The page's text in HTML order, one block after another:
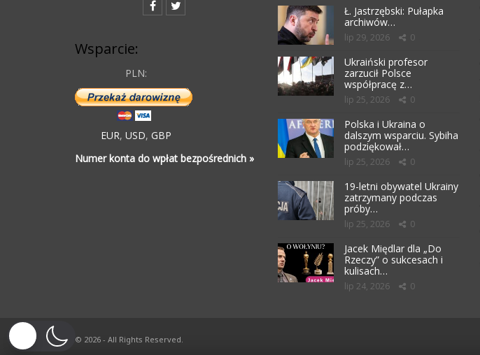
Wsparcie:
PLN:
EUR, USD, GBP
Numer konta do wpłat bezpośrednich »
Ł. Jastrzębski: Pułapka
archiwów…
lip 29, 2026 0
Ukraiński profesor
zarzucił Polsce
współpracę z…
lip 25, 2026 0
Polska i Ukraina o
dalszym wsparciu. Sybiha
podziękował…
lip 25, 2026 0
19-letni obywatel Ukrainy
zatrzymany podczas
próby…
lip 25, 2026 0
Jacek Międlar dla „Do
Rzeczy” o sukcesach i
kulisach…
lip 24, 2026 0
© 2026 - All Rights Reserved.